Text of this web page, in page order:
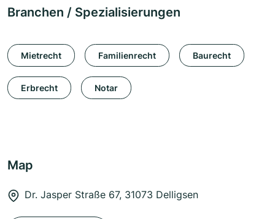
Branchen / Spezialisierungen
Mietrecht Familienrecht Baurecht
Erbrecht Notar
Map
Dr. Jasper Straße 67, 31073 Delligsen